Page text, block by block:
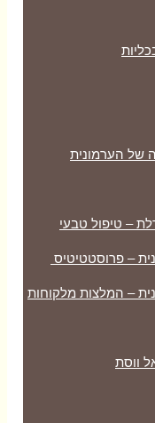
של הערמונית
– טיפול טבעי
– פרוסטטיטיס
– המלצות מלקוחות
ווסת